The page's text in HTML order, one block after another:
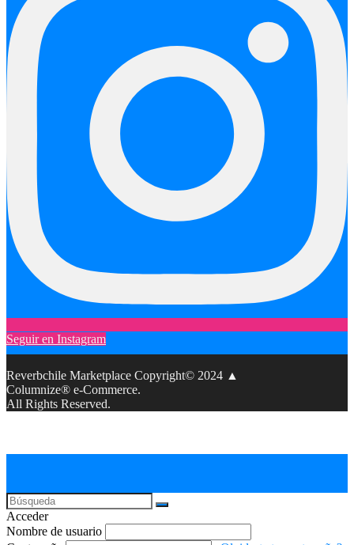
Seguir en Instagram
Reverbchile Marketplace Copyright© 2024 ▲
Columnize® e-Commerce.
All Rights Reserved.
Acceder
Nombre de usuario